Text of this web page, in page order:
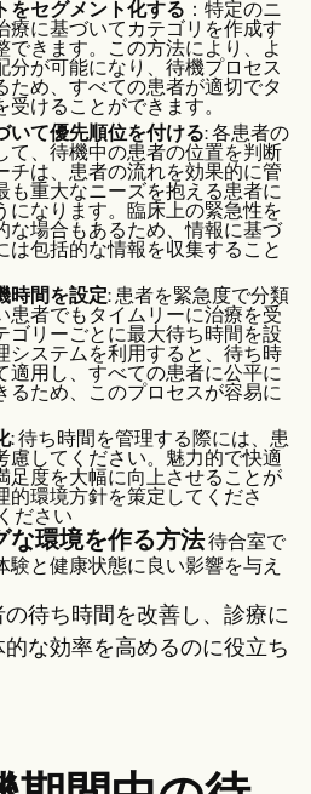
をセグメント化する ：特定のニ
療に基づいてカテゴリを作成す
できます。この方法により、よ
分が可能になり、待機プロセス
ため、すべての患者が適切でタ
けることができます。
いて優先順位を付ける: 各患者の
て、待機中の患者の位置を判断
チは、患者の流れを効果的に管
も重大なニーズを抱える患者に
になります。臨床上の緊急性を
な場合もあるため、情報に基づ
は包括的な情報を収集すること
時間を設定: 患者を緊急度で分類
患者でもタイムリーに治療を受
ゴリーごとに最大待ち時間を設
システムを利用すると、待ち時
適用し、すべての患者に公平に
るため、このプロセスが容易に
: 待ち時間を管理する際には、患
慮してください。魅力的で快適
足度を大幅に向上させることが
的環境方針を策定してくださ
ださい
な環境を作る方法待合室で
験と健康状態に良い影響を与え
待ち時間を改善し、診療に
な効率を高めるのに役立ち